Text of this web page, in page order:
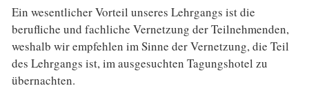
Ein wesentlicher Vorteil unseres Lehrgangs ist die
berufliche und fachliche Vernetzung der Teilnehmenden,
weshalb wir empfehlen im Sinne der Vernetzung, die Teil
des Lehrgangs ist, im ausgesuchten Tagungshotel zu
übernachten.